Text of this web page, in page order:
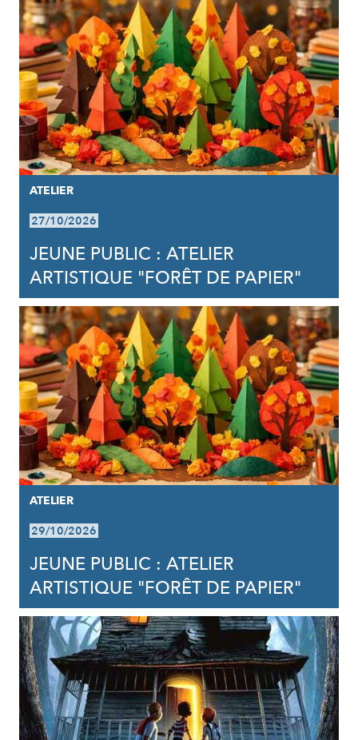
ATELIER
27/10/2026
JEUNE PUBLIC : ATELIER
ARTISTIQUE "FORÊT DE PAPIER"
ATELIER
29/10/2026
JEUNE PUBLIC : ATELIER
ARTISTIQUE "FORÊT DE PAPIER"